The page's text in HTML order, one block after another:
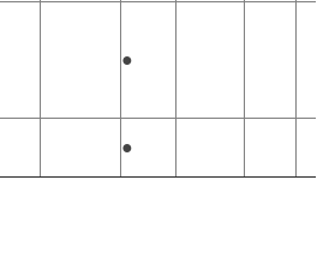
●
●